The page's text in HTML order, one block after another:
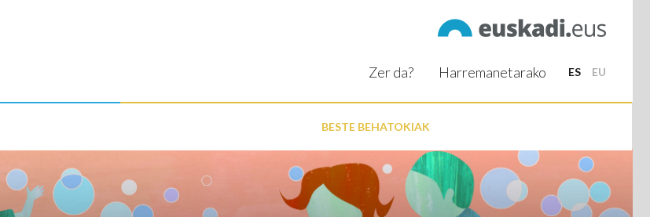
ES EU
BESTE BEHATOKIAK
Zer da? Harremanetarako